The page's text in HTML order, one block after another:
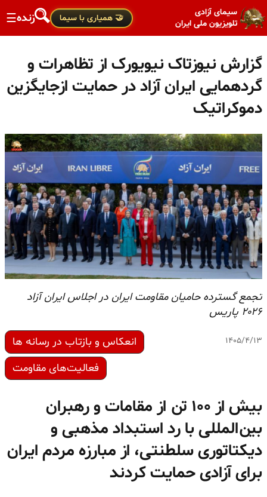
سیمای آزادی
تلویزیون ملی ایران
🤝 همیاری با سیما زنده☰
گزارش نیوزتاک نیویورک از تظاهرات و
گردهمایی ایران آزاد در حمایت ازجایگزین
دموکراتیک
تجمع گسترده حامیان مقاومت ایران در اجلاس ایران آزاد
۲۰۲۶ پاریس
۱۴۰۵/۴/۱۳
انعکاس و بازتاب در رسانه ها
فعالیت‌های مقاومت
بیش از ۱۰۰ تن از مقامات و رهبران
بین‌المللی با رد استبداد مذهبی و
دیکتاتوری سلطنتی، از مبارزه مردم ایران
برای آزادی حمایت کردند